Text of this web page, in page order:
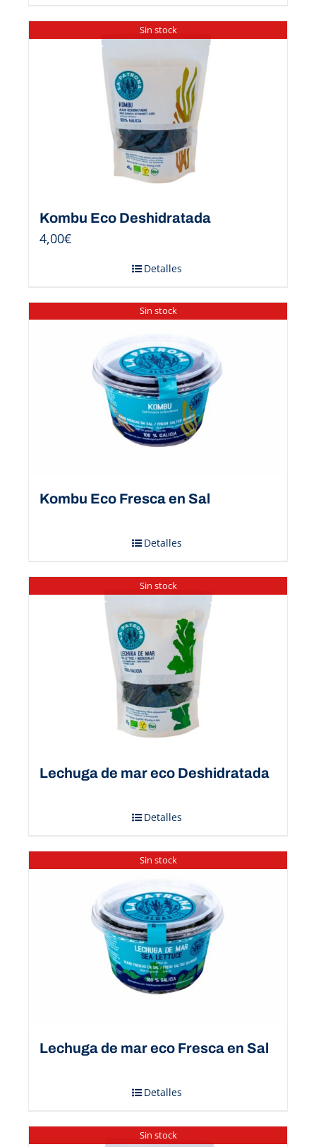
Sin stock
Kombu Eco Deshidratada
4,00€
Detalles
Sin stock
Kombu Eco Fresca en Sal
Detalles
Sin stock
Lechuga de mar eco Deshidratada
Detalles
Sin stock
Lechuga de mar eco Fresca en Sal
Detalles
Sin stock